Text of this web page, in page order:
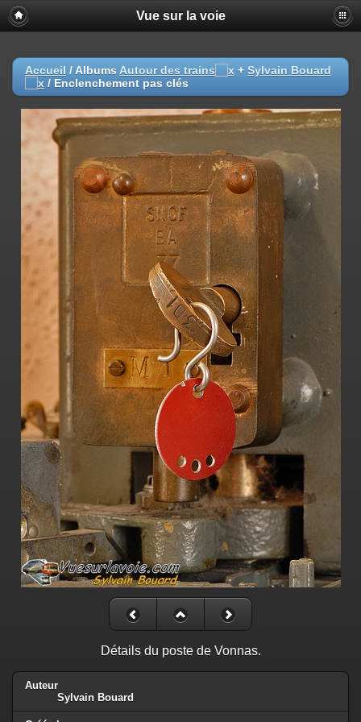
Vue sur la voie
Accueil / Albums Autour des trains + Sylvain Bouard
/ Enclenchement pas clés
Détails du poste de Vonnas.
Auteur
Sylvain Bouard